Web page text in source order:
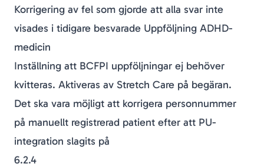
Korrigering av fel som gjorde att alla svar inte
visades i tidigare besvarade Uppföljning ADHD-
medicin
Inställning att BCFPI uppföljningar ej behöver
kvitteras. Aktiveras av Stretch Care på begäran.
Det ska vara möjligt att korrigera personnummer
på manuellt registrerad patient efter att PU-
integration slagits på
6.2.4